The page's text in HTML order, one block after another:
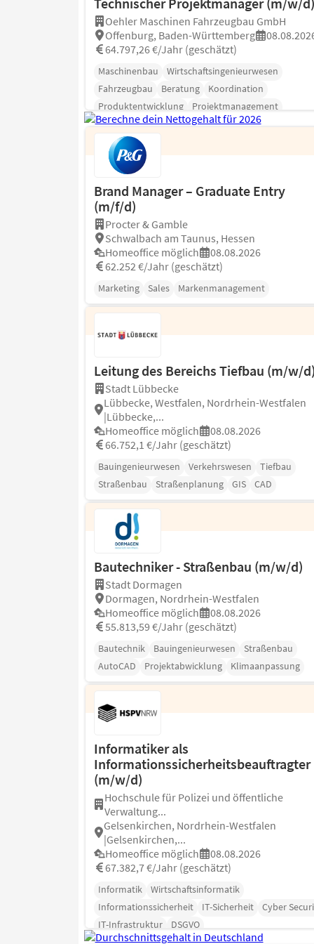
Oehler Maschinen Fahrzeugbau GmbH
Offenburg, Baden-Württemberg
64.797,26 €/Jahr (geschätzt)
Maschinenbau
Wirtschaftsingenieurwesen
Fahrzeugbau
Beratung
Koordination
Produktentwicklung
Projektmanagement
Brand Manager – Graduate Entry
(m/f/d)
Procter & Gamble
Schwalbach am Taunus, Hessen
Homeoffice möglich
08.08.2026
62.252 €/Jahr (geschätzt)
Marketing Sales Markenmanagement
Leitung des Bereichs Tiefbau (m/w/
Stadt Lübbecke
Lübbecke, Westfalen, Nordrhein-Westfalen
|Lübbecke,...
Homeoffice möglich
08.08.2026
66.752,1 €/Jahr (geschätzt)
Bauingenieurwesen Verkehrswesen
Tiefbau
Straßenbau
Straßenplanung GIS CAD
Bautechniker - Straßenbau (m/w/d)
Stadt Dormagen
Dormagen, Nordrhein-Westfalen
Homeoffice möglich
08.08.2026
55.813,59 €/Jahr (geschätzt)
Bautechnik Bauingenieurwesen
Straßenbau
AutoCAD
Projektabwicklung Klimaanpassung
Informatiker als
Informationssicherheitsbeauftragter
(m/w/d)
Hochschule für Polizei und öffentliche
Verwaltung...
Gelsenkirchen, Nordrhein-Westfalen
|Gelsenkirchen,...
Homeoffice möglich
08.08.2026
67.382,7 €/Jahr (geschätzt)
Informatik
Wirtschaftsinformatik
Informationssicherheit
IT-Sicherheit
Cyber
IT-Infrastruktur
DSGVO